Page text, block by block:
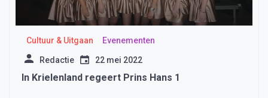
Cultuur & Uitgaan Evenementen
Redactie 22 mei 2022
In Krielenland regeert Prins Hans 1